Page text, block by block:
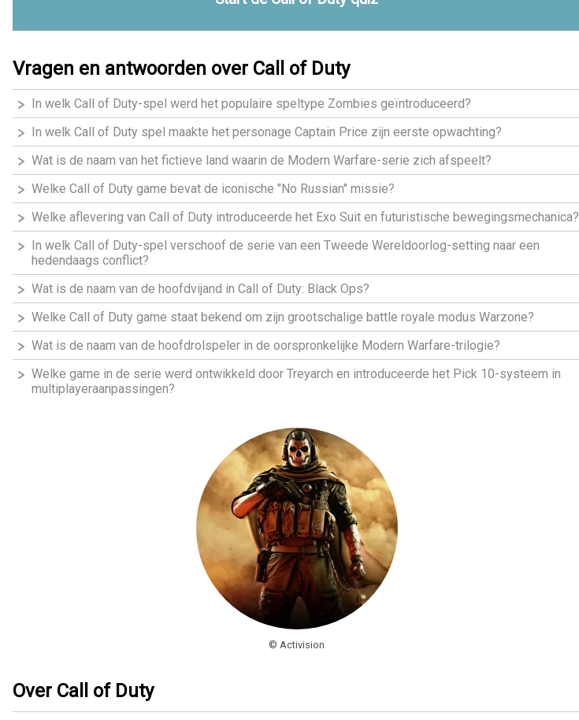
Vragen en antwoorden over Call of Duty
In welk Call of Duty-spel werd het populaire speltype Zombies geïntroduceerd?
In welk Call of Duty spel maakte het personage Captain Price zijn eerste opwachting?
Wat is de naam van het fictieve land waarin de Modern Warfare-serie zich afspeelt?
Welke Call of Duty game bevat de iconische "No Russian" missie?
Welke aflevering van Call of Duty introduceerde het Exo Suit en futuristische bewegingsmechanica?
In welk Call of Duty-spel verschoof de serie van een Tweede Wereldoorlog-setting naar een
hedendaags conflict?
Wat is de naam van de hoofdvijand in Call of Duty: Black Ops?
Welke Call of Duty game staat bekend om zijn grootschalige battle royale modus Warzone?
Wat is de naam van de hoofdrolspeler in de oorspronkelijke Modern Warfare-trilogie?
Welke game in de serie werd ontwikkeld door Treyarch en introduceerde het Pick 10-systeem in
multiplayeraanpassingen?
© Activision
Over Call of Duty